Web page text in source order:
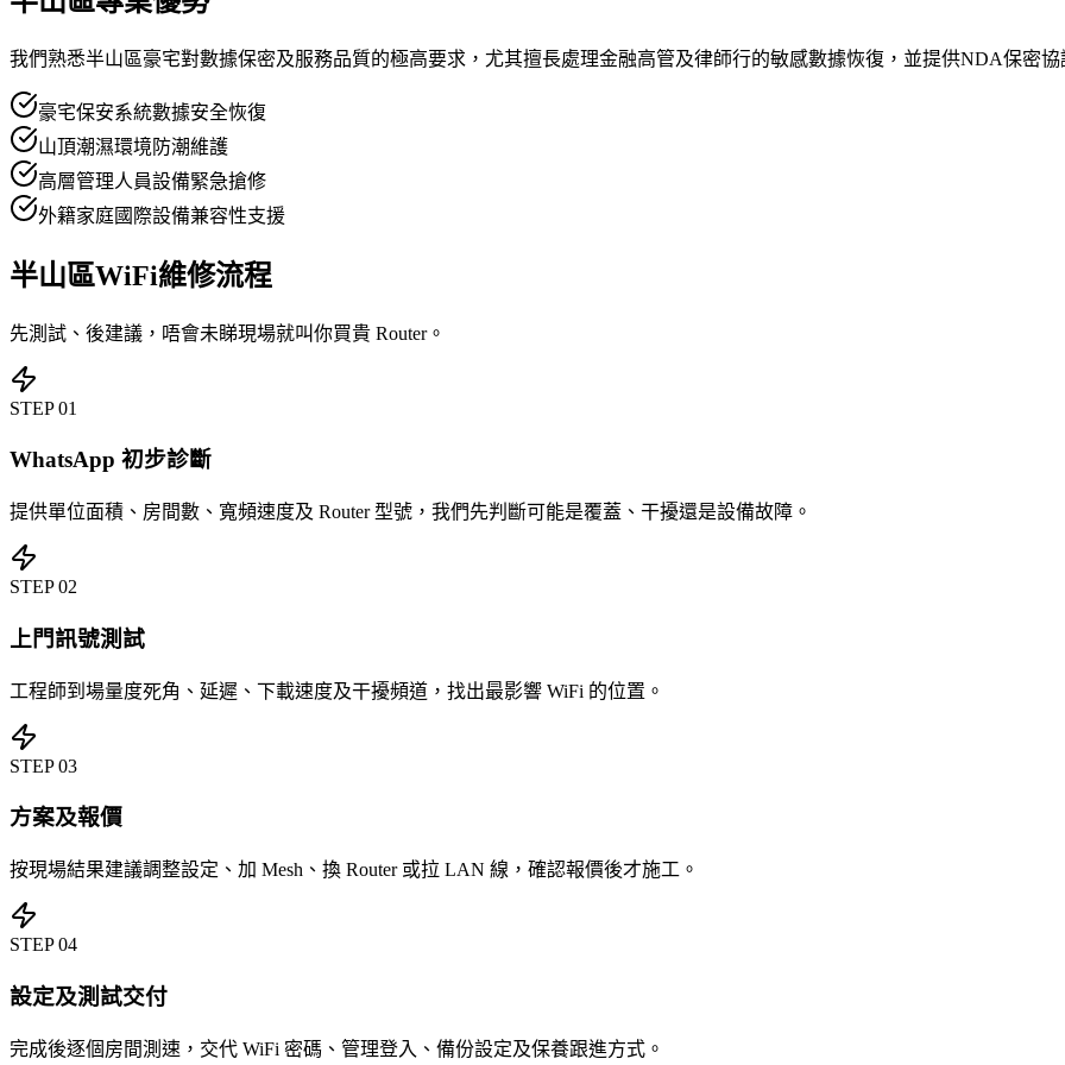
我們熟悉半山區豪宅對數據保密及服務品質的極高要求，尤其擅長處理金融高管及律師行的敏感數據恢復，並提供NDA保密協
豪宅保安系統數據安全恢復
山頂潮濕環境防潮維護
高層管理人員設備緊急搶修
外籍家庭國際設備兼容性支援
半山區WiFi維修流程
先測試、後建議，唔會未睇現場就叫你買貴 Router。
STEP01
WhatsApp 初步診斷
提供單位面積、房間數、寬頻速度及 Router 型號，我們先判斷可能是覆蓋、干擾還是設備故障。
STEP02
上門訊號測試
工程師到場量度死角、延遲、下載速度及干擾頻道，找出最影響 WiFi 的位置。
STEP03
方案及報價
按現場結果建議調整設定、加 Mesh、換 Router 或拉 LAN 線，確認報價後才施工。
STEP04
設定及測試交付
完成後逐個房間測速，交代 WiFi 密碼、管理登入、備份設定及保養跟進方式。